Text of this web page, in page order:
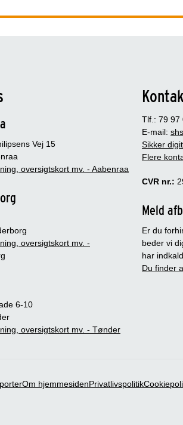
Vej 15
oversigtskort mv. - Aabenraa
oversigtskort mv. -
6-10
oversigtskort mv. - Tønder
Tlf.: 79 97
E-mail:
Sikker
Flere
CVR nr.:
Meld
Er du
beder vi
har
Du finder
Om hjemmesidenPrivatlivspolitik